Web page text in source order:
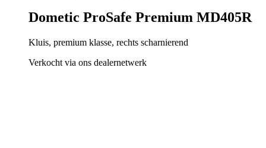
Dometic ProSafe Premium MD405R
Kluis, premium klasse, rechts scharnierend
Verkocht via ons dealernetwerk